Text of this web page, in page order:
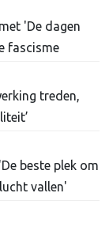
'De dagen
fascisme
treden,
beste plek om
vallen'